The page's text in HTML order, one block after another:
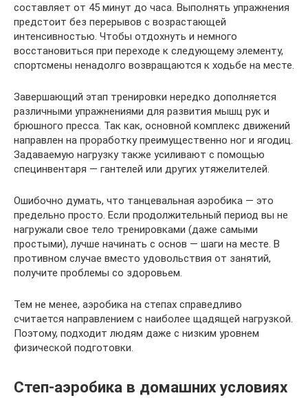
составляет от 45 минут до часа. Выполнять упражнения
предстоит без перерывов с возрастающей
интенсивностью. Чтобы отдохнуть и немного
восстановиться при переходе к следующему элементу,
спортсмены ненадолго возвращаются к ходьбе на месте.
Завершающий этап тренировки нередко дополняется
различными упражнениями для развития мышц рук и
брюшного пресса. Так как, основной комплекс движений
направлен на проработку преимущественно ног и ягодиц.
Задаваемую нагрузку также усиливают с помощью
специнвентаря — гантелей или других утяжелителей.
Ошибочно думать, что танцевальная аэробика — это
предельно просто. Если продолжительный период вы не
нагружали свое тело тренировками (даже самыми
простыми), лучше начинать с основ — шаги на месте. В
противном случае вместо удовольствия от занятий,
получите проблемы со здоровьем.
Тем не менее, аэробика на степах справедливо
считается направлением с наиболее щадящей нагрузкой.
Поэтому, подходит людям даже с низким уровнем
физической подготовки.
Степ-аэробика в домашних условиях